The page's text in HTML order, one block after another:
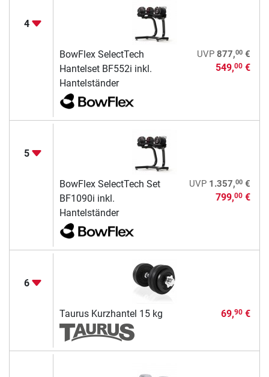
4
BowFlex SelectTech
Hantelset BF552i inkl.
Hantelständer
UVP 877,00€
549,00€
5
BowFlex SelectTech Set
BF1090i inkl.
Hantelständer
UVP 1.357,00€
799,00€
6
Taurus Kurzhantel 15 kg 69,90€